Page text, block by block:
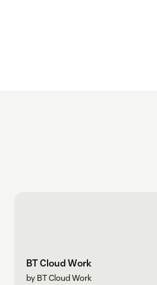
BT Cloud Work
by BT Cloud Work